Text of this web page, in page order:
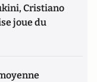
Cristiano
joue du